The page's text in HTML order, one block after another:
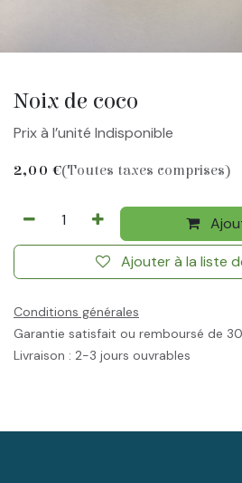
Noix de coco
Prix à l’unité Indisponible
2,00 €(Toutes taxes comprises)
Ajouter à la liste
Conditions générales
Garantie satisfait ou remboursé de
Livraison : 2-3 jours ouvrables